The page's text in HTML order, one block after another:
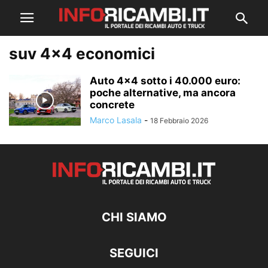
suv 4×4 economici
Auto 4×4 sotto i 40.000 euro:
poche alternative, ma ancora
concrete
Marco Lasala - 18 Febbraio 2026
CHI SIAMO
SEGUICI